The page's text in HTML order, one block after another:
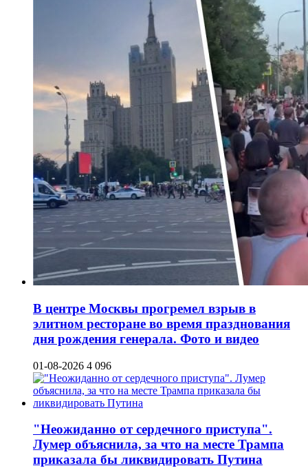
В центре Москвы прогремел взрыв в
элитном ресторане во время празднования
дня рождения генерала. Фото и видео
01-08-2026 4 096
"Неожиданно от сердечного приступа".
Лумер объяснила, за что на месте Трампа
приказала бы ликвидировать Путина